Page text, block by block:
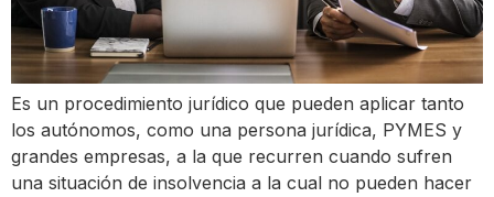
Es un procedimiento jurídico que pueden aplicar tanto
los autónomos, como una persona jurídica, PYMES y
grandes empresas, a la que recurren cuando sufren
una situación de insolvencia a la cual no pueden hacer